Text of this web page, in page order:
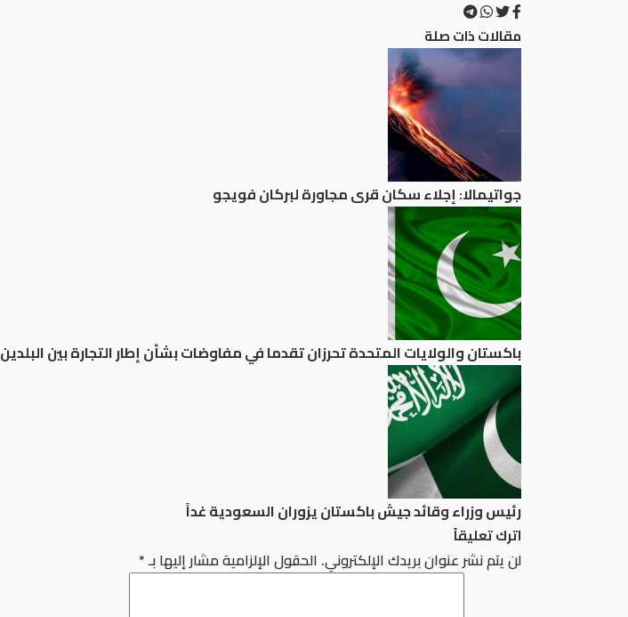
مقالات ذات صلة
جواتيمالا: إجلاء سكان قرى مجاورة لبركان فويجو
باكستان والولايات المتحدة تحرزان تقدما في مفاوضات بشأن إطار التجارة بين البلدين
رئيس وزراء وقائد جيش باكستان يزوران السعودية غداً
اترك تعليقاً
لن يتم نشر عنوان بريدك الإلكتروني. الحقول الإلزامية مشار إليها بـ*